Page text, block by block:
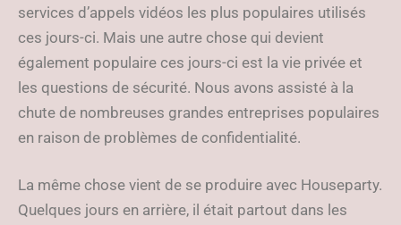
services d’appels vidéos les plus populaires utilisés
ces jours-ci. Mais une autre chose qui devient
également populaire ces jours-ci est la vie privée et
les questions de sécurité. Nous avons assisté à la
chute de nombreuses grandes entreprises populaires
en raison de problèmes de confidentialité.
La même chose vient de se produire avec Houseparty.
Quelques jours en arrière, il était partout dans les